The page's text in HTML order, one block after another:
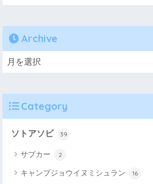
Archive
Category
ソトアソビ 39
サブカー 2
キャンプジョウイヌミシュラン 16